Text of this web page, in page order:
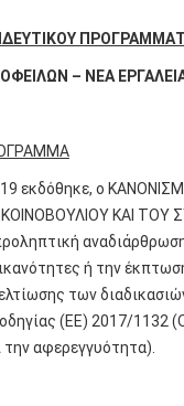
– ΝΕΑ
εκδόθηκε, ο
ΚΑΙ ΤΟΥ
ή την
των
(ΕΕ) 2017/1132
αφερεγγυότητα).